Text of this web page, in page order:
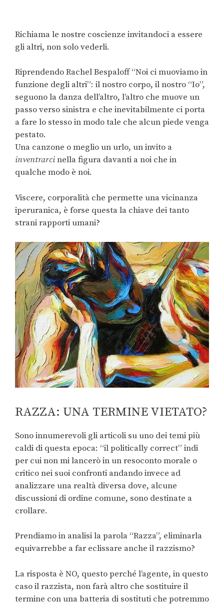
Richiama le nostre coscienze invitandoci a essere
gli altri, non solo vederli.
Riprendendo Rachel Bespaloff “Noi ci muoviamo in
funzione degli altri”: il nostro corpo, il nostro “Io”,
seguono la danza dell’altro, l’altro che muove un
passo verso sinistra e che inevitabilmente ci porta
a fare lo stesso in modo tale che alcun piede venga
pestato.
Una canzone o meglio un urlo, un invito a
inventrarcinella figura davanti a noi che in
qualche modo è noi.
Viscere, corporalità che permette una vicinanza
iperuranica, è forse questa la chiave dei tanto
strani rapporti umani?
RAZZA: UNA TERMINE VIETATO?
Sono innumerevoli gli articoli su uno dei temi più
caldi di questa epoca: “il politically correct” indi
per cui non mi lancerò in un resoconto morale o
critico nei suoi confronti andando invece ad
analizzare una realtà diversa dove, alcune
discussioni di ordine comune, sono destinate a
crollare.
Prendiamo in analisi la parola “Razza”, eliminarla
equivarrebbe a far eclissare anche il razzismo?
La risposta è NO, questo perché l’agente, in questo
caso il razzista, non farà altro che sostituire il
termine con una batteria di sostituti che potremmo